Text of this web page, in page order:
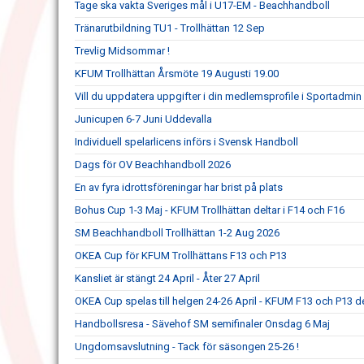
Tage ska vakta Sveriges mål i U17-EM - Beachhandboll
Tränarutbildning TU1 - Trollhättan 12 Sep
Trevlig Midsommar !
KFUM Trollhättan Årsmöte 19 Augusti 19.00
Vill du uppdatera uppgifter i din medlemsprofile i Sportadmin
Junicupen 6-7 Juni Uddevalla
Individuell spelarlicens införs i Svensk Handboll
Dags för OV Beachhandboll 2026
En av fyra idrottsföreningar har brist på plats
Bohus Cup 1-3 Maj - KFUM Trollhättan deltar i F14 och F16
SM Beachhandboll Trollhättan 1-2 Aug 2026
OKEA Cup för KFUM Trollhättans F13 och P13
Kansliet är stängt 24 April - Åter 27 April
OKEA Cup spelas till helgen 24-26 April - KFUM F13 och P13
Handbollsresa - Sävehof SM semifinaler Onsdag 6 Maj
Ungdomsavslutning - Tack för säsongen 25-26 !